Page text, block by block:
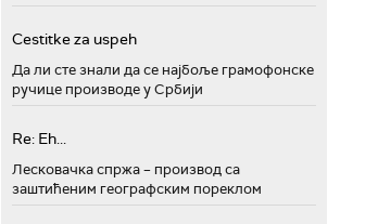
Cestitke za uspeh
Да ли сте знали да се најбоље грамофонске
ручице производе у Србији
Re: Eh...
Лесковачка спржа – производ са
заштићеним географским пореклом